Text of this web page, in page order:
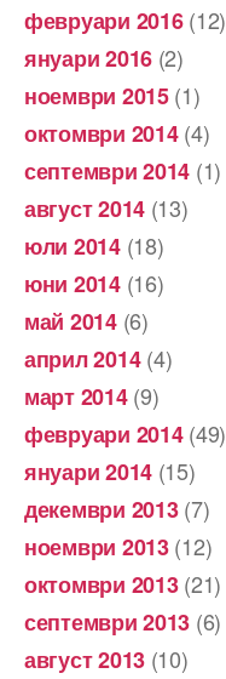
февруари 2016(12)
януари 2016 (2)
ноември 2015(1)
октомври 2014(4)
септември 2014 (1)
август 2014 (13)
юли 2014(18)
юни 2014(16)
май 2014(6)
април 2014(4)
март 2014(9)
февруари 2014(49)
януари 2014 (15)
декември 2013(7)
ноември 2013(12)
октомври 2013(21)
септември 2013 (6)
август 2013 (10)